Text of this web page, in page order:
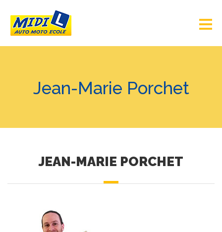
Jean-Marie Porchet
JEAN-MARIE PORCHET